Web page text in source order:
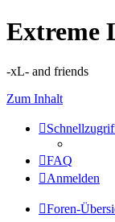
Extreme
-xL- and friends
Zum Inhalt
FAQ
Anmelden
Foren-